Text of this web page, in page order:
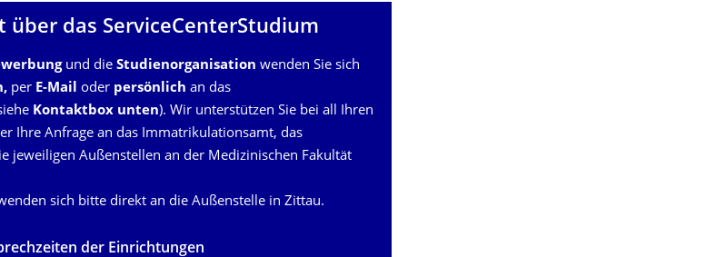
über das ServiceCenter­Studium
und die Studienorganisation wenden Sie sich
per E-Mail oder persönlich an das
Kontaktbox unten). Wir unterstützen Sie bei all Ihren
Ihre Anfrage an das Immatrikulationsamt, das
jeweiligen Außenstellen an der Medizinischen Fakultät
sich bitte direkt an die Außenstelle in Zittau.
der Einrichtungen